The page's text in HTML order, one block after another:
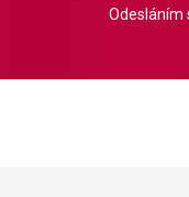
Odesláním